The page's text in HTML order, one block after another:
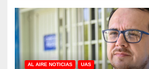
AL AIRE NOTICIAS UAS